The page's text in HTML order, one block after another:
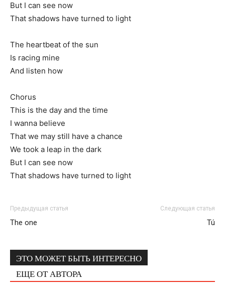
But I can see now
That shadows have turned to light
The heartbeat of the sun
Is racing mine
And listen how
Chorus
This is the day and the time
I wanna believe
That we may still have a chance
We took a leap in the dark
But I can see now
That shadows have turned to light
Предыдущая статья
The one
Следующая статья
Tú
ЭТО МОЖЕТ БЫТЬ ИНТЕРЕСНО
ЕЩЕ ОТ АВТОРА